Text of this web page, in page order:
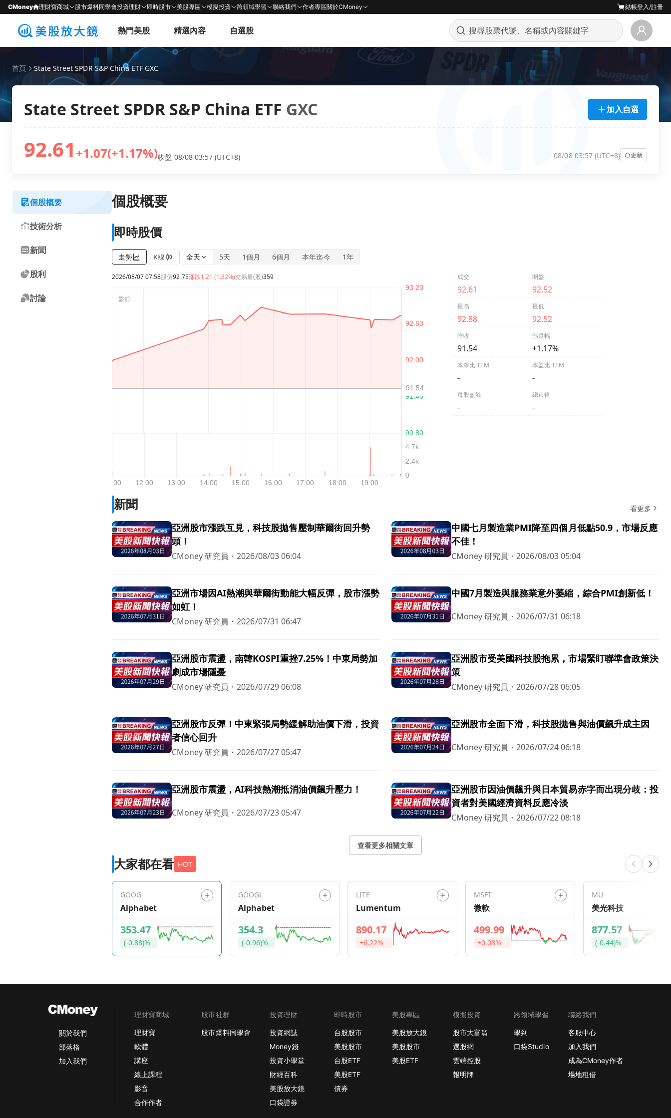
CMoney 理財寶商城 股市爆料同學會投資理財 即時股市 美股專區 模擬投資 跨領域學習 聯絡我們 作者專區關於CMoney 結帳登入/註冊
熱門美股 精選內容 自選股
首頁 State Street SPDR S&P China ETF GXC
State Street SPDR S&P China ETF GXC 加入自選
92.61 +1.07(+1.17%)收盤 08/08 03:57 (UTC+8) 08/08 03:57 (UTC+8) 更新
個股概要
技術分析
新聞
股利
討論
個股概要
即時股價
走勢 K線 全天 5天 1個月 6個月 本年迄今 1年
2026/08/07 07:58股價92.75漲跌1.21 (1.32%)交易量(股)359 成交
92.61
開盤
92.52
最高
92.88
最低
92.52
昨收
91.54
漲跌幅
+1.17%
本淨比 TTM
-
本益比 TTM
-
每股盈餘
-
總市值
-
新聞 看更多
亞洲股市漲跌互見，科技股拋售壓制華爾街回升勢
頭！
CMoney 研究員 ・2026/08/03 06:04
中國七月製造業PMI降至四個月低點50.9，市場反應
不佳！
CMoney 研究員 ・2026/08/03 05:04
亞洲市場因AI熱潮與華爾街動能大幅反彈，股市漲勢
如虹！
CMoney 研究員 ・2026/07/31 06:47
中國7月製造與服務業意外萎縮，綜合PMI創新低！
CMoney 研究員 ・2026/07/31 06:18
亞洲股市震盪，南韓KOSPI重挫7.25%！中東局勢加
劇成市場隱憂
CMoney 研究員 ・2026/07/29 06:08
亞洲股市受美國科技股拖累，市場緊盯聯準會政策決
策
CMoney 研究員 ・2026/07/28 06:05
亞洲股市反彈！中東緊張局勢緩解助油價下滑，投資
者信心回升
CMoney 研究員 ・2026/07/27 05:47
亞洲股市全面下滑，科技股拋售與油價飆升成主因
CMoney 研究員 ・2026/07/24 06:18
亞洲股市震盪，AI科技熱潮抵消油價飆升壓力！
CMoney 研究員 ・2026/07/23 05:47
亞洲股市因油價飆升與日本貿易赤字而出現分歧：投
資者對美國經濟資料反應冷淡
CMoney 研究員 ・2026/07/22 08:18
查看更多相關文章
大家都在看 HOT
GOOG
Alphabet
353.47
(-0.88)%
GOOGL
Alphabet
354.3
(-0.96)%
LITE
Lumentum
890.17
+6.22%
MSFT
微軟
499.99
+0.03%
MU
美光科技
877.57
(-0.44)%
關於我們
部落格
加入我們
理財寶商城
理財寶
軟體
講座
線上課程
影音
合作作者
股市社群
股市爆料同學會
投資理財
投資網誌
Money錢
投資小學堂
財經百科
美股放大鏡
口袋證券
即時股市
台股股市
美股股市
台股ETF
美股ETF
債券
美股專區
美股放大鏡
美股股市
美股ETF
模擬投資
股市大富翁
選股網
雲端控股
報明牌
跨領域學習
學到
口袋Studio
聯絡我們
客服中心
加入我們
成為CMoney作者
場地租借